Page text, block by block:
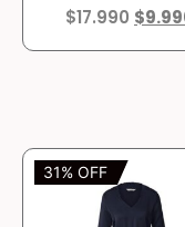
$17.990 $
31% OFF